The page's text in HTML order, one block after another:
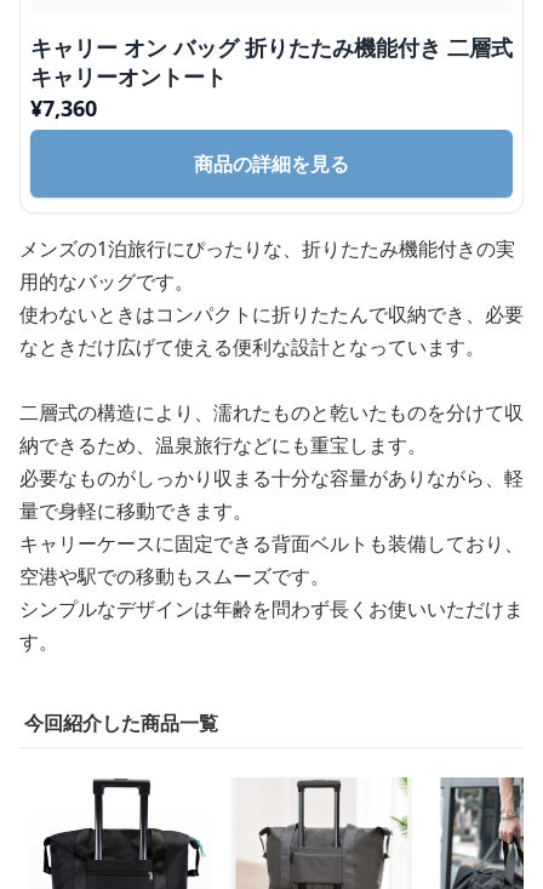
キャリー オン バッグ 折りたたみ機能付き 二層式
キャリーオントート
¥7,360
商品の詳細を見る
メンズの1泊旅行にぴったりな、折りたたみ機能付きの実
用的なバッグです。
使わないときはコンパクトに折りたたんで収納でき、必要
なときだけ広げて使える便利な設計となっています。
二層式の構造により、濡れたものと乾いたものを分けて収
納できるため、温泉旅行などにも重宝します。
必要なものがしっかり収まる十分な容量がありながら、軽
量で身軽に移動できます。
キャリーケースに固定できる背面ベルトも装備しており、
空港や駅での移動もスムーズです。
シンプルなデザインは年齢を問わず長くお使いいただけま
す。
今回紹介した商品一覧